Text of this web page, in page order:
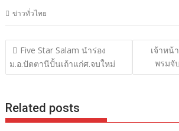
ข่าวทั่วไทย
แนะแนว
เรื่อง
Five Star Salam นำร่อง
ม.อ.ปัตตานีปั้นเถ้าแก่ศ.จบใหม่
เจ้าหน้
พรมจั
Related posts